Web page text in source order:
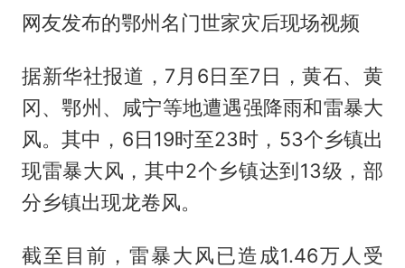
网友发布的鄂州名门世家灾后现场视频
据新华社报道，7月6日至7日，黄石、黄
冈、鄂州、咸宁等地遭遇强降雨和雷暴大
风。其中，6日19时至23时，53个乡镇出
现雷暴大风，其中2个乡镇达到13级，部
分乡镇出现龙卷风。
截至目前，雷暴大风已造成1.46万人受